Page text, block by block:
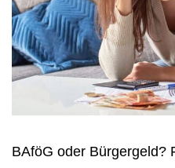
BAföG oder Bürgergeld?